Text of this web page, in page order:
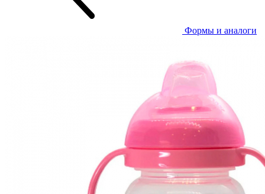
Формы и аналоги